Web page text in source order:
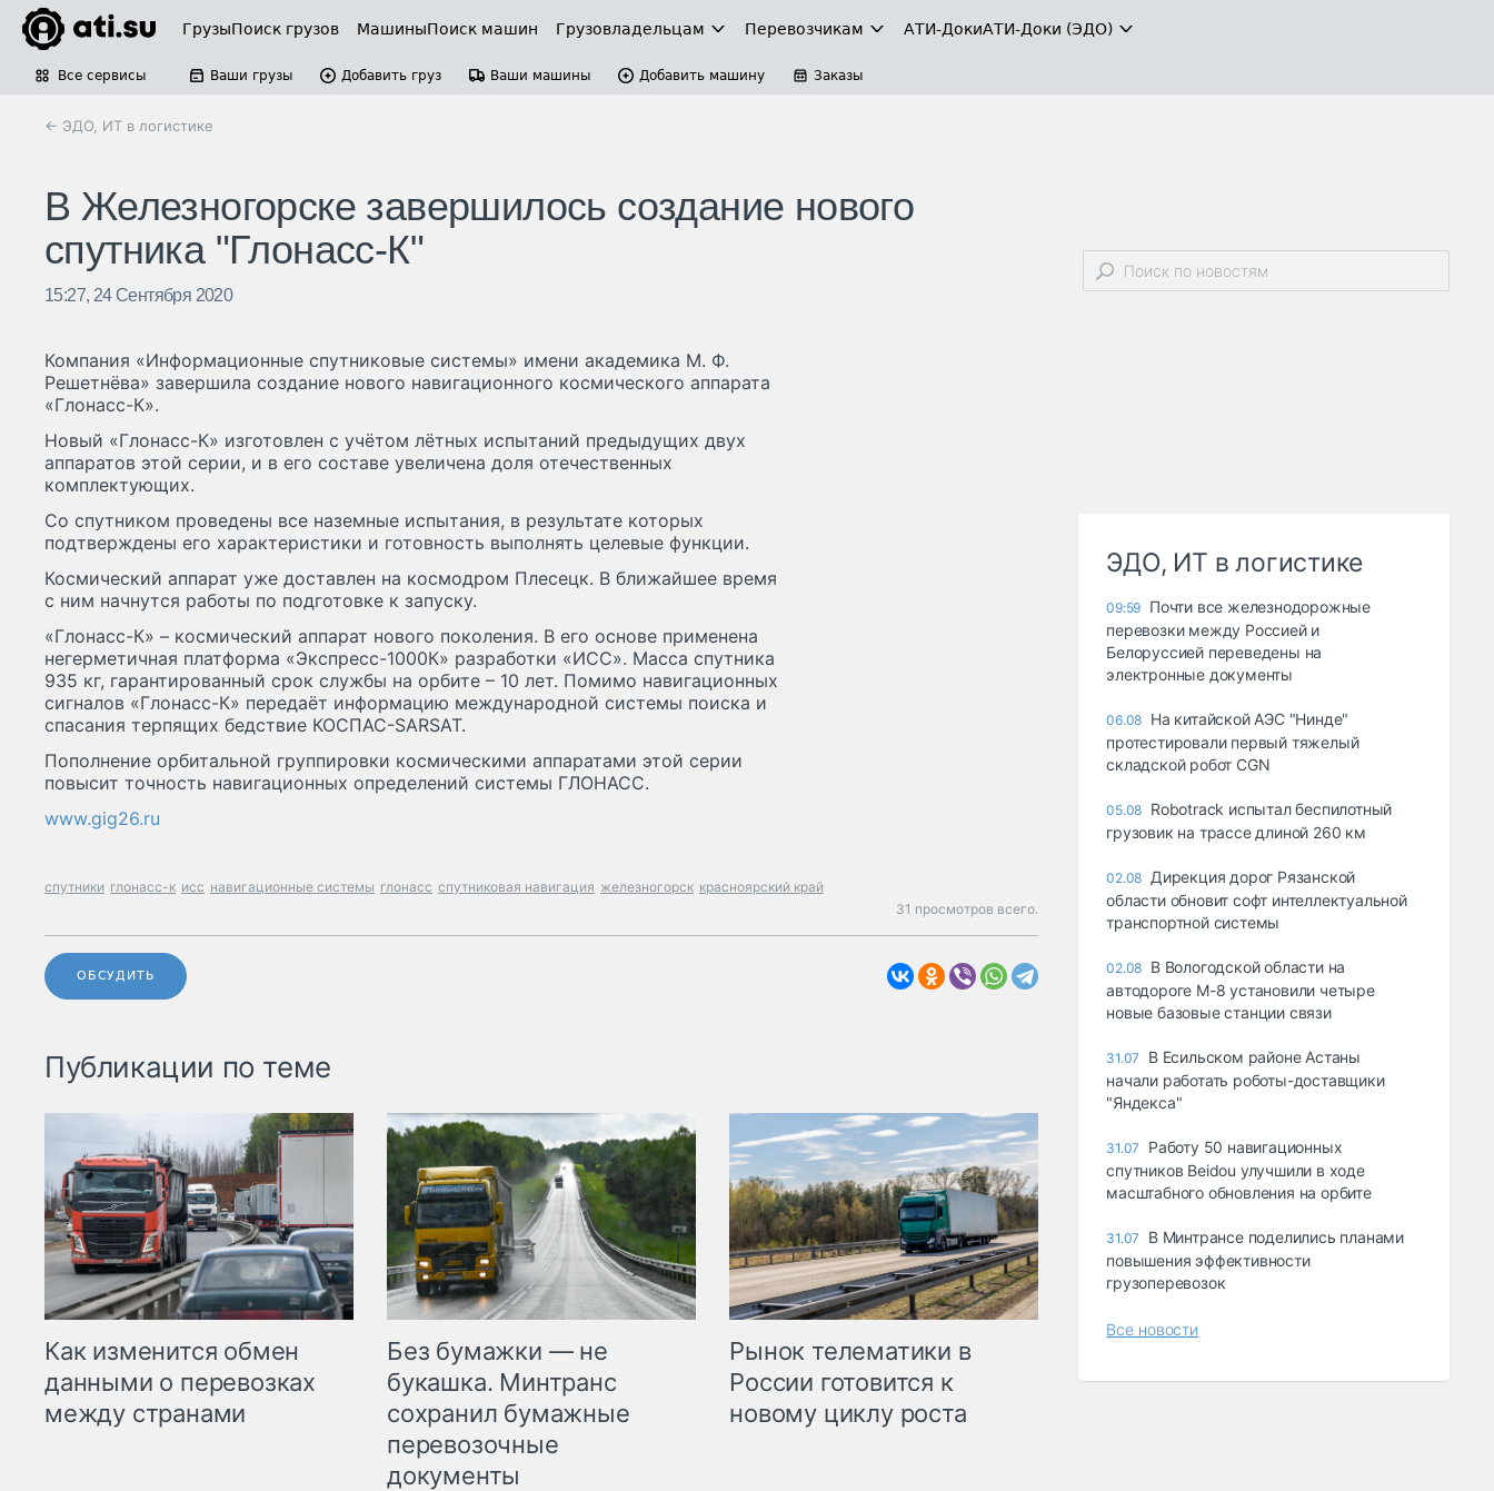
ГрузыПоиск грузов МашиныПоиск машин Грузовладельцам Перевозчикам АТИ-ДокиАТИ-Доки (ЭДО)
Все сервисы Ваши грузы Добавить груз Ваши машины Добавить машину Заказы
← ЭДО, ИТ в логистике
В Железногорске завершилось создание нового
спутника "Глонасс-К"
15:27, 24 Сентября 2020
Компания «Информационные спутниковые системы» имени академика М. Ф.
Решетнёва» завершила создание нового навигационного космического аппарата
«Глонасс-К».
Новый «Глонасс-К» изготовлен с учётом лётных испытаний предыдущих двух
аппаратов этой серии, и в его составе увеличена доля отечественных
комплектующих.
Со спутником проведены все наземные испытания, в результате которых
подтверждены его характеристики и готовность выполнять целевые функции.
Космический аппарат уже доставлен на космодром Плесецк. В ближайшее время
с ним начнутся работы по подготовке к запуску.
«Глонасс-К» – космический аппарат нового поколения. В его основе применена
негерметичная платформа «Экспресс-1000К» разработки «ИСС». Масса спутника
935 кг, гарантированный срок службы на орбите – 10 лет. Помимо навигационных
сигналов «Глонасс-К» передаёт информацию международной системы поиска и
спасания терпящих бедствие КОСПАС-SARSAT.
Пополнение орбитальной группировки космическими аппаратами этой серии
повысит точность навигационных определений системы ГЛОНАСС.
www.gig26.ru
спутники глонасс-к исс навигационные системы глонасс спутниковая навигация железногорск красноярский край
31 просмотров всего.
ОБСУДИТЬ
Публикации по теме
Как изменится обмен
данными о перевозках
между странами
Без бумажки — не
букашка. Минтранс
сохранил бумажные
перевозочные
документы
Рынок телематики в
России готовится к
новому циклу роста
ЭДО, ИТ в логистике
09:59 Почти все железнодорожные
перевозки между Россией и
Белоруссией переведены на
электронные документы
06.08 На китайской АЭС "Нинде"
протестировали первый тяжелый
складской робот CGN
05.08 Robotrack испытал беспилотный
грузовик на трассе длиной 260 км
02.08 Дирекция дорог Рязанской
области обновит софт интеллектуальной
транспортной системы
02.08 В Вологодской области на
автодороге М-8 установили четыре
новые базовые станции связи
31.07
В Есильском районе Астаны
начали работать роботы-доставщики
"Яндекса"
31.07
Работу 50 навигационных
спутников Beidou улучшили в ходе
масштабного обновления на орбите
31.07
В Минтрансе поделились планами
повышения эффективности
грузоперевозок
Все новости